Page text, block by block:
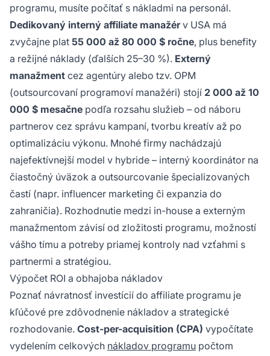
programu, musíte počítať s nákladmi na personál.
Dedikovaný interný affiliate manažérv USA má
zvyčajne plat 55 000 až 80 000 $ ročne, plus benefity
a režijné náklady (ďalších 25–30 %). Externý
manažment cez agentúry alebo tzv. OPM
(outsourcovaní programoví manažéri) stojí 2 000 až 10
000 $ mesačne podľa rozsahu služieb – od náboru
partnerov cez správu kampaní, tvorbu kreatív až po
optimalizáciu výkonu. Mnohé firmy nachádzajú
najefektívnejší model v hybride – interný koordinátor na
čiastočný úväzok a outsourcovanie špecializovaných
častí (napr. influencer marketing či expanzia do
zahraničia). Rozhodnutie medzi in-house a externým
manažmentom závisí od zložitosti programu, možností
vášho tímu a potreby priamej kontroly nad vzťahmi s
partnermi a stratégiou.
Výpočet ROI a obhajoba nákladov
Poznať návratnosť investícií do affiliate programu je
kľúčové pre zdôvodnenie nákladov a strategické
rozhodovanie. Cost-per-acquisition (CPA) vypočítate
vydelením celkových nákladov programu počtom